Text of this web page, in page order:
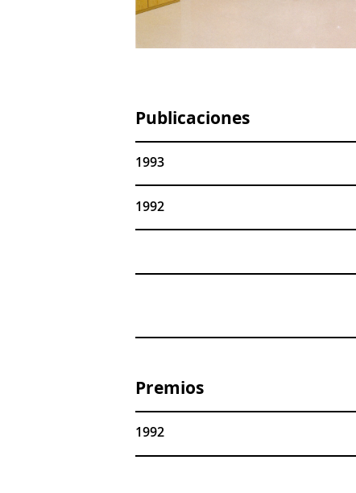
Publicaciones
1993
1992
Premios
1992